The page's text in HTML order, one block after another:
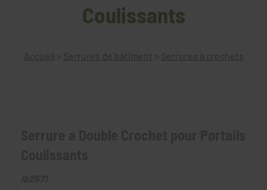
Coulissants
Accueil > Serrures de bâtiment > Serrures à crochets